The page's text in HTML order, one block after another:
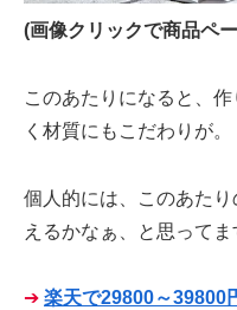
(画像クリックで商品ペ
このあたりになると、
く材質にもこだわりが。
個人的には、このあた
えるかなぁ、と思ってま
➔ 楽天で29800～39800